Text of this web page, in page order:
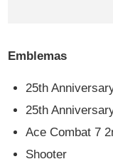
Emblemas
25th
25th
Ace Combat 7
Shooter